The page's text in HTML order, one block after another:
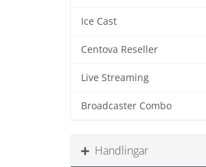
Ice Cast
Centova Reseller
Live Streaming
Broadcaster Combo
Handlingar